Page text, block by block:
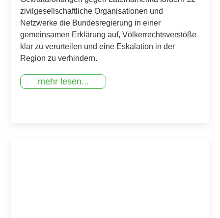
zivilgesellschaftliche Organisationen und
Netzwerke die Bundesregierung in einer
gemeinsamen Erklärung auf, Völkerrechtsverstöße
klar zu verurteilen und eine Eskalation in der
Region zu verhindern.
mehr lesen...